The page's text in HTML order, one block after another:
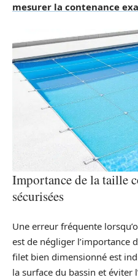
mesurer la contenance
Importance de la taille
sécurisées
Une erreur fréquente
est de négliger l’importance
filet bien dimensionné est
la surface du bassin et éviter